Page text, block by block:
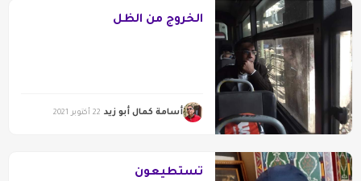
الخروج من الظل
أسامة كمال أبو زيد 22 أكتوبر 2021
تستطيعون